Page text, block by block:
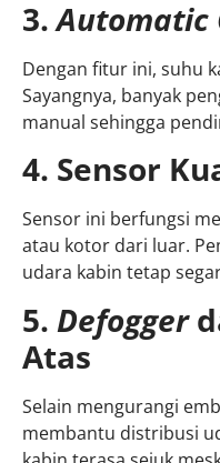
3.Automatic
Dengan fitur ini, suhu
Sayangnya, banyak
manual sehingga
4. Sensor
Sensor ini berfungsi
atau kotor dari luar.
udara kabin tetap
5. Defogger
Atas
Selain mengurangi
membantu distribusi